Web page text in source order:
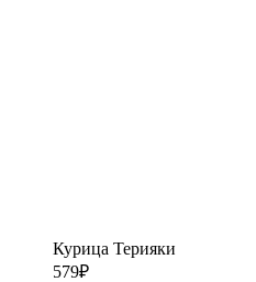
Курица Терияки
579₽